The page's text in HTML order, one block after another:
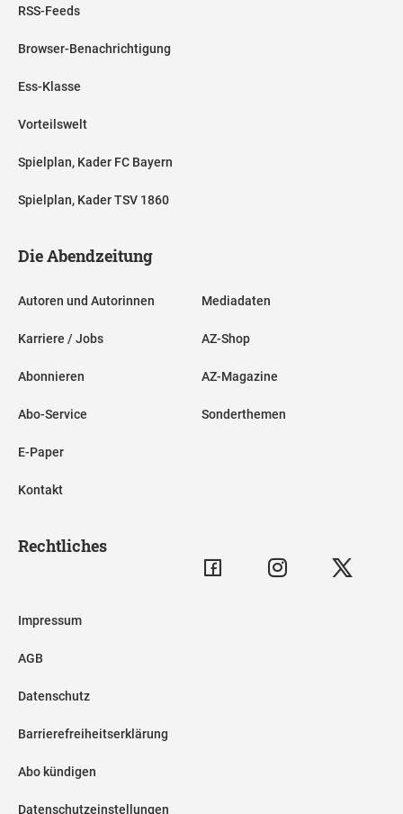
RSS-Feeds
Browser-Benachrichtigung
Ess-Klasse
Vorteilswelt
Spielplan, Kader FC Bayern
Spielplan, Kader TSV 1860
Die Abendzeitung
Autoren und Autorinnen
Karriere / Jobs
Abonnieren
Abo-Service
E-Paper
Kontakt
Mediadaten
AZ-Shop
AZ-Magazine
Sonderthemen
Rechtliches
Impressum
AGB
Datenschutz
Barrierefreiheitserklärung
Abo kündigen
Datenschutzeinstellungen